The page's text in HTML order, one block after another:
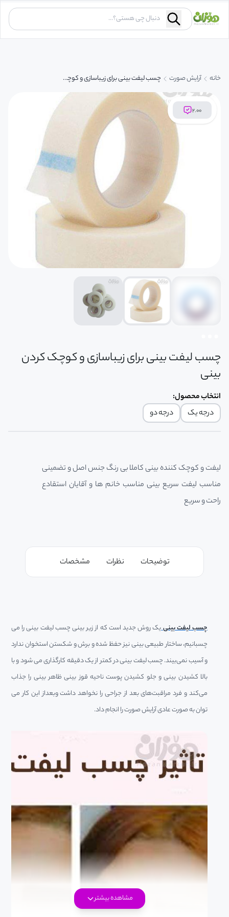
خانه آرایش صورت چسب لیفت بینی برای زیباسازی و کوچک کردن بینی
۲.۰۰
چسب لیفت بینی برای زیباسازی و کوچک کردن
بینی
انتخاب محصول:
درجه یک
درجه دو
لیفت و کوچک کننده بینی کاملا بی رنگ جنس اصل و تضمینی
مناسب لیفت سریع بینی مناسب خانم ها و آقایان استقادع
راحت و سریع
توضیحات نظرات مشخصات
چسب لیفت بینییک روش جدید است که از زیر بینی چسب لیفت بینی را می
چسبانیم، ساختار طبیعی بینی نیز حفظ شده و برش و شکستن استخوان ندارد
و آسیب نمی‌بیند. چسب لیفت بینی در کمتر از یک دقیقه کارگذاری می شود و با
بالا کشیدن بینی و جلو کشیدن پوست ناحیه قوز بینی ظاهر بینی را جذاب
می‌کند و فرد مراقبت‌های بعد از جراحی را نخواهد داشت وبعداز این کار می
توان به صورت عادی آرایش صورت را انجام داد.
مشاهده بیشتر